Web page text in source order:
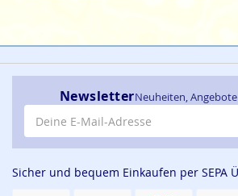
NewsletterNeuheiten,
E-Mail-Adresse
Sicher und bequem Einkaufen per SEPA